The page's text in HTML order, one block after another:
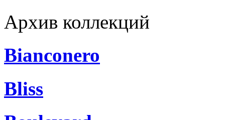
Архив коллекций
Bianconero
Bliss